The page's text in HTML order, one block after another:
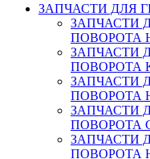
ЗАПЧАСТИ ДЛЯ
ЗАПЧАСТИ
ПОВОРОТА
ЗАПЧАСТИ
ПОВОРОТА
ЗАПЧАСТИ
ПОВОРОТА
ЗАПЧАСТИ
ПОВОРОТА
ЗАПЧАСТИ
ПОВОРОТА